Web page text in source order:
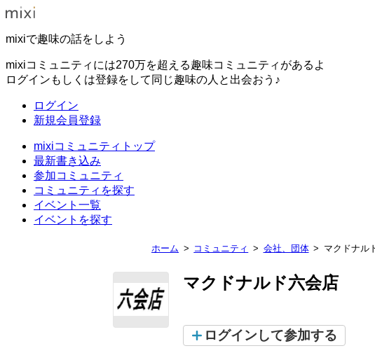
mixiで趣味の話をしよう
mixiコミュニティには270万を超える趣味コミュニティがあるよ
ログインもしくは登録をして同じ趣味の人と出会おう♪
ログイン
新規会員登録
mixiコミュニティトップ
最新書き込み
参加コミュニティ
コミュニティを探す
イベント一覧
イベントを探す
ホーム コミュニティ 会社、団体 マクドナル
マクドナルド六会店
ログインして参加する